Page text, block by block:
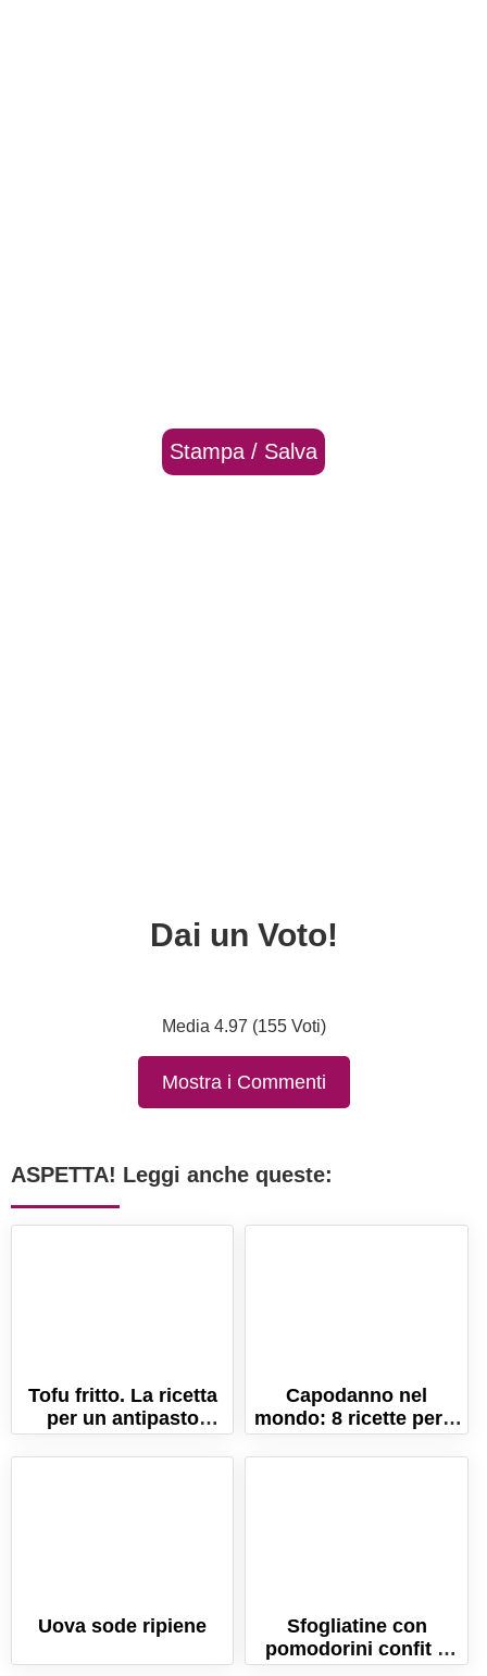
Stampa / Salva
Dai un Voto!
Media 4.97 (155 Voti)
Mostra i Commenti
ASPETTA! Leggi anche queste:
Tofu fritto. La ricetta
per un antipasto
sfizioso e vegetariano!
Capodanno nel
mondo: 8 ricette per 8
Paesi
Uova sode ripiene
Sfogliatine con
pomodorini confit e